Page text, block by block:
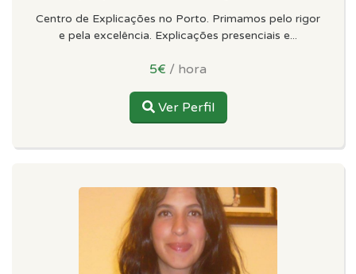
Centro de Explicações no Porto. Primamos pelo rigor
e pela excelência. Explicações presenciais e...
5€ / hora
Ver Perfil